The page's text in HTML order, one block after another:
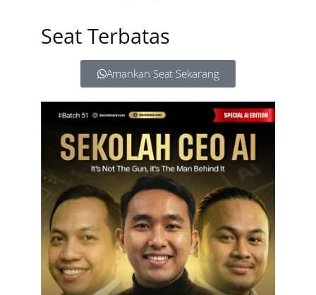
Seat Terbatas
Amankan Seat Sekarang